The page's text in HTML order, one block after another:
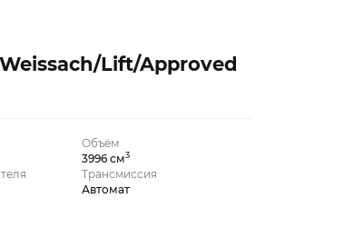
Weissach/Lift/Approved
Объём
3996 см3
Трансмиссия
Автомат